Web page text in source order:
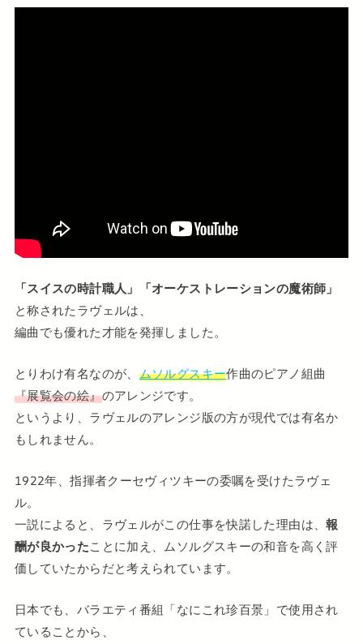
「スイスの時計職人」「オーケストレーションの魔術師」
と称されたラヴェルは、
編曲でも優れた才能を発揮しました。
とりわけ有名なのが、 ムソルグスキー作曲のピアノ組曲
『展覧会の絵』のアレンジです。
というより、ラヴェルのアレンジ版の方が現代では有名か
もしれません。
1922年、指揮者クーセヴィツキーの委嘱を受けたラヴェ
ル。
一説によると、ラヴェルがこの仕事を快諾した理由は、報
酬が良かったことに加え、ムソルグスキーの和音を高く評
価していたからだと考えられています。
日本でも、バラエティ番組「なにこれ珍百景」で使用され
ていることから、